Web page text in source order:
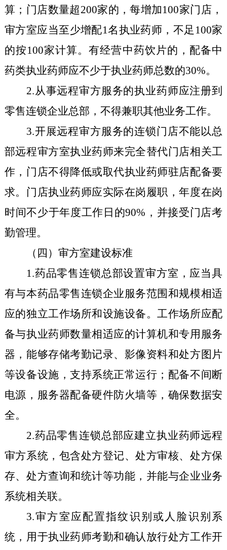
算； 门店数量超200家的，每增加100家门店，
审方室应当至少增配1名执业药师，不足100家
的按100家计算。有经营中药饮片的， 配备中
药类执业药师应不少于执业药师总数的30%。
2. 从事远程审方服务的执业药师应注册到
零售连锁企业总部，不得兼职其他业务工作。
3.开展远程审方服务的连锁 门店不能以总
部远程审方室执业药师来完全替代门店相关工
作 ， 门店不得降低或取代执业药师驻店配备要
求。门店执业药师应实际在岗履职，年度在岗
时间不少于年度工作日的90%，并接受门店考
勤管理。
（四）审方室建设标准
1 .药品零售连锁总部设置审方室 ， 应当具
有与本药品零售连锁企业服务范围和规模相适
应的独立工作场所和设施设备。工作场所应配
备与执业药师数量相适应的计算机和专用服务
器，能够存储考勤记录、影像资料和处方图片
等设备设施，支持系统正常运行；配备不间断
电源，服务器配备硬件防火墙等，确保数据安
全。
2.药品零售连锁总部应建立执业药师远程
审方系统，包含处方登记、处方审核、处方保
存、处方查询和统计等功能 ，并能与企业业务
系统相关联。
3.审方室应配置指纹识别或人脸识别系
统， 用于执业药师考勤和确认放行处方工作开